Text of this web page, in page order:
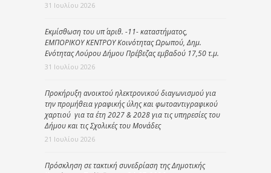
31 Ιουλίου 2026
Εκμίσθωση του υπ΄ αριθ. -11- καταστήματος,
ΕΜΠΟΡΙΚΟΥ ΚΕΝΤΡΟΥ Κοινότητας Ωρωπού, Δημ.
Ενότητας Λούρου Δήμου Πρέβεζας εμβαδού 17,50 τ.μ.
31 Ιουλίου 2026
Προκήρυξη ανοικτού ηλεκτρονικού διαγωνισμού για
την προμήθεια γραφικής ύλης και φωτοαντιγραφικού
χαρτιού για τα έτη 2027 & 2028 για τις υπηρεσίες του
Δήμου και τις Σχολικές του Μονάδες
21 Ιουλίου 2026
Πρόσκληση σε τακτική συνεδρίαση της Δημοτικής